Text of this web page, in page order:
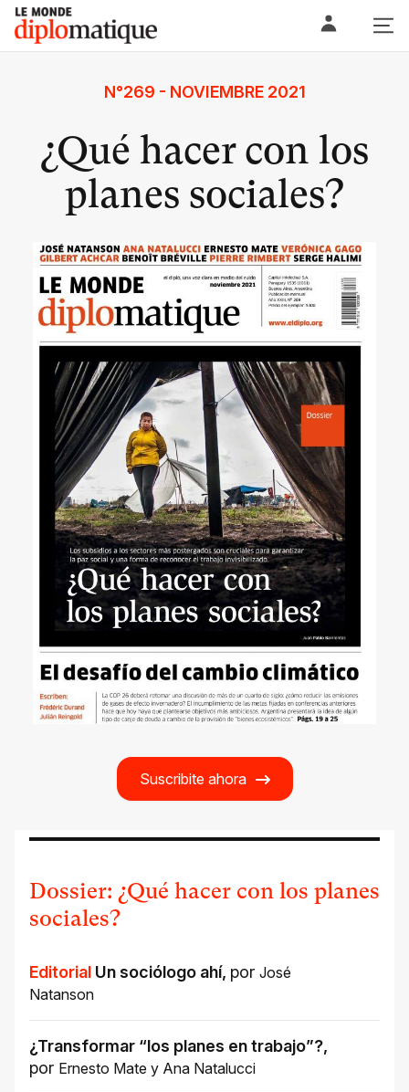
Skip
content
Le monde diplomatique
N°269 - NOVIEMBRE 2021
¿Qué hacer con los
planes sociales?
Suscribite ahora
Dossier: ¿Qué hacer con los planes
sociales?
Editorial Un sociólogo ahí, por José
Natanson
¿Transformar “los planes en trabajo”?,
por Ernesto Mate y Ana Natalucci